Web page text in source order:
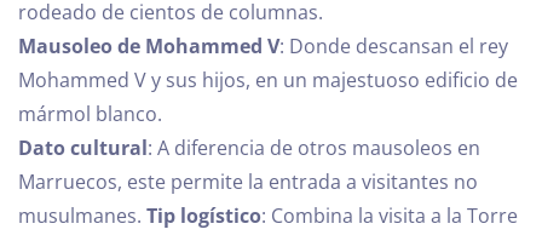
rodeado de cientos de columnas.
Mausoleo de Mohammed V: Donde descansan el rey
Mohammed V y sus hijos, en un majestuoso edificio de
mármol blanco.
Dato cultural: A diferencia de otros mausoleos en
Marruecos, este permite la entrada a visitantes no
musulmanes. Tip logístico: Combina la visita a la Torre
Día de llegada